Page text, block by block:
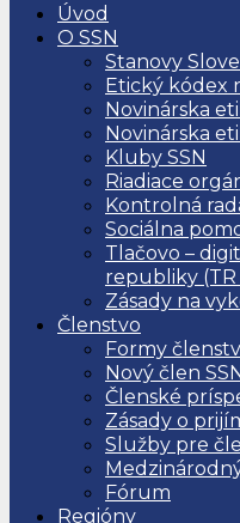
Úvod
O SSN
Stanovy
Etický kódex
Novinárska
Novinárska
Kluby SSN
Riadiace
Kontrolná
Sociálna
Tlačovo –
republiky (TR
Zásady na
Členstvo
Formy
Nový člen
Členské
Zásady o
Služby pre
Fórum
Regióny